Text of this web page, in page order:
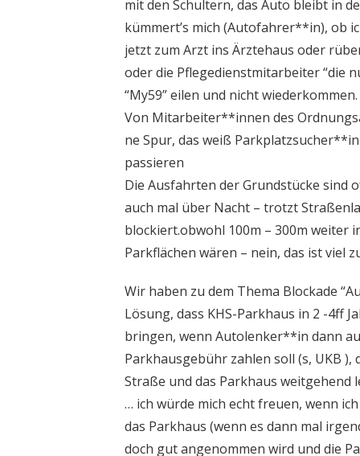
mit den Schultern, das Auto bleibt in
kümmert’s mich (Autofahrer**in), ob
jetzt zum Arzt ins Ärztehaus oder
oder die Pflegedienstmitarbeiter “die
“My59” eilen und nicht wiederkommen.
Von Mitarbeiter**innen des
ne Spur, das weiß
passieren
Die Ausfahrten der Grundstücke sind
auch mal über Nacht – trotzt
blockiert.obwohl 100m – 300m weiter
Parkflächen wären – nein, das ist viel
Wir haben zu dem Thema Blockade
Lösung, dass KHS-Parkhaus in 2 -4ff
bringen, wenn Autolenker**in dann
Parkhausgebühr zahlen soll (s, UKB ),
Straße und das Parkhaus weitgehend
… ich würde mich echt freuen, wenn
das Parkhaus (wenn es dann mal
doch gut angenommen wird und die